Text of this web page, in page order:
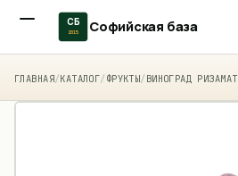
СБ
2015 Софийская база
ГЛАВНАЯ/КАТАЛОГ/ ФРУКТЫ/ ВИНОГРАД РИЗАМАТ